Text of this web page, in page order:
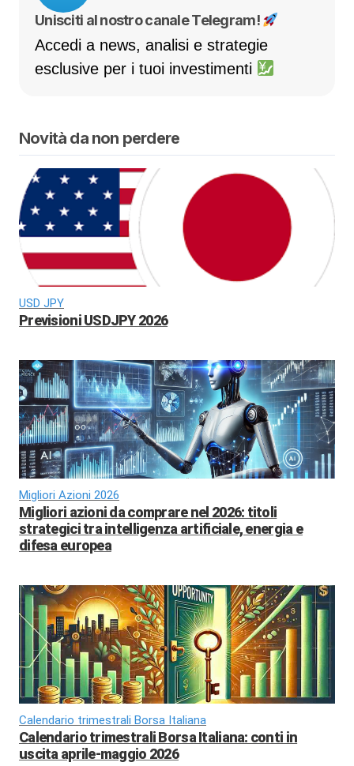
Unisciti al nostro canale Telegram!
Accedi a news, analisi e strategie
esclusive per i tuoi investimenti
Novità da non perdere
USD JPY
Previsioni USDJPY 2026
Migliori Azioni 2026
Migliori azioni da comprare nel 2026: titoli
strategici tra intelligenza artificiale, energia e
difesa europea
Calendario trimestrali Borsa Italiana
Calendario trimestrali Borsa Italiana: conti in
uscita aprile-maggio 2026